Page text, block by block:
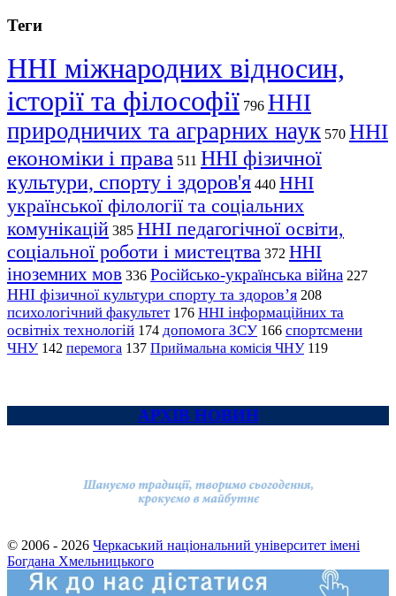
Теги
ННІ міжнародних відносин,
історії та філософії 796 ННІ
природничих та аграрних наук 570 ННІ
економіки і права 511 ННІ фізичної
культури, спорту і здоров'я 440 ННІ
української філології та соціальних
комунікацій 385 ННІ педагогічної освіти,
соціальної роботи і мистецтва 372 ННІ
іноземних мов 336 Російсько-українська війна 227
ННІ фізичної культури спорту та здоров’я 208
психологічний факультет 176 ННІ інформаційних та
освітніх технологій 174 допомога ЗСУ 166 спортсмени
ЧНУ 142 перемога 137 Приймальна комісія ЧНУ 119
АРХІВ НОВИН
© 2006 - 2026 Черкаський національний університет імені
Богдана Хмельницького